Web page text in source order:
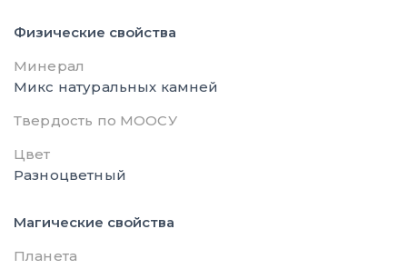
Физические свойства
Минерал
Микс натуральных камней
Твердость по МООСУ
Цвет
Разноцветный
Магические свойства
Планета